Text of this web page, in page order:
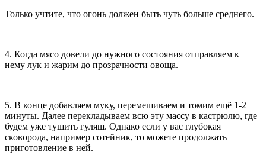
Только учтите, что огонь должен быть чуть больше среднего.
4. Когда мясо довели до нужного состояния отправляем к
нему лук и жарим до прозрачности овоща.
5. В конце добавляем муку, перемешиваем и томим ещё 1-2
минуты. Далее перекладываем всю эту массу в кастрюлю, где
будем уже тушить гуляш. Однако если у вас глубокая
сковорода, например сотейник, то можете продолжать
приготовление в ней.